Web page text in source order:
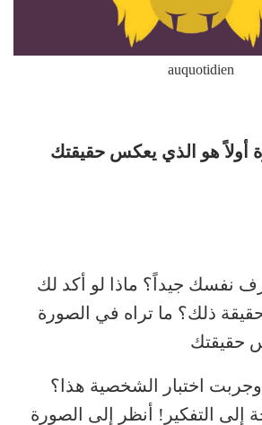
auquotidien
أولاً هو الذي يعكس حقيقتك
نفسك جيداً؟ ماذا لو أكد لك
ذلك؟ ما تراه في الصورة
حقيقتك
اختبار الشخصية هذا؟
التفكير! أنظر إلى الصورة